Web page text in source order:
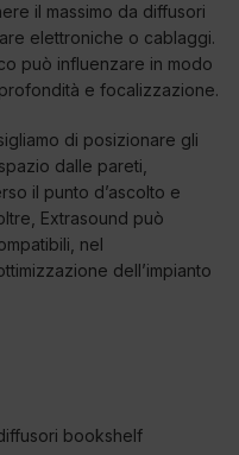
il massimo da diffusori
elettroniche o cablaggi.
può influenzare in modo
e focalizzazione.
di posizionare gli
dalle pareti,
il punto d’ascolto e
Extrasound può
nel
dell’impianto
bookshelf